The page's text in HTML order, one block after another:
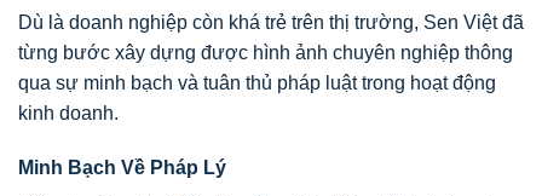
Dù là doanh nghiệp còn khá trẻ trên thị trường, Sen Việt đã
từng bước xây dựng được hình ảnh chuyên nghiệp thông
qua sự minh bạch và tuân thủ pháp luật trong hoạt động
kinh doanh.
Minh Bạch Về Pháp Lý